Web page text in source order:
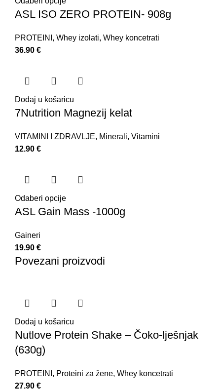
ASL ISO ZERO PROTEIN- 908g
PROTEINI , Whey izolati, Whey koncetrati
36.90 €
Dodaj u košaricu
7Nutrition Magnezij kelat
VITAMINI I ZDRAVLJE, Minerali, Vitamini
12.90 €
Odaberi opcije
ASL Gain Mass -1000g
Gaineri
19.90 €
Povezani proizvodi
Dodaj u košaricu
Nutlove Protein Shake – Čoko-lješnjak
(630g)
PROTEINI , Proteini za žene, Whey koncetrati
27.90 €